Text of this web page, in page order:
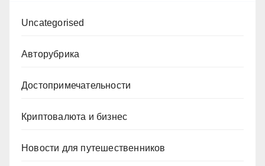
Uncategorised
Авторубрика
Достопримечательности
Криптовалюта и бизнес
Новости для путешественников